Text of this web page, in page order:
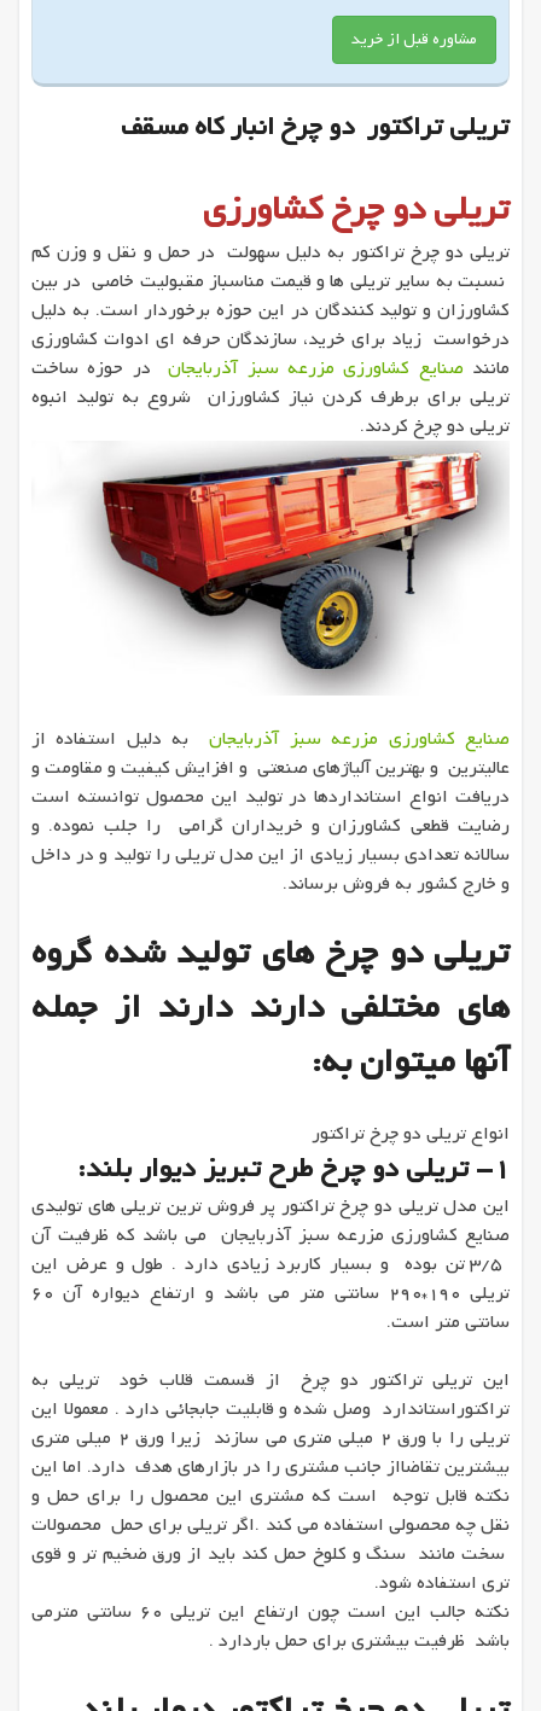
مشاوره قبل از خرید
تریلی تراکتور دو چرخ انبار کاه مسقف
تریلی دو چرخ کشاورزی
تریلی دو چرخ تراکتور به دلیل سهولت در حمل و نقل و وزن کم
نسبت به سایر تریلی ها و قیمت مناسباز مقبولیت خاصی در بین
کشاورزان و تولید کنندگان در این حوزه برخوردار است. به دلیل
درخواست زیاد برای خرید، سازندگان حرفه ای ادوات کشاورزی
مانند صنایع کشاورزی مزرعه سبز آذربایجان
در حوزه ساخت
تریلی برای برطرف کردن نیاز کشاورزان شروع به تولید انبوه
تریلی دو چرخ کردند.
صنایع کشاورزی مزرعه سبز آذربایجانبه دلیل استفاده از
عالیترین و بهترین آلیاژهای صنعتی و افزایش کیفیت و مقاومت و
دریافت انواع استانداردها در تولید این محصول توانسته است
رضایت قطعی کشاورزان و خریداران گرامی را جلب نموده. و
سالانه تعدادی بسیار زیادی از این مدل تریلی را تولید و در داخل
و خارج کشور به فروش برساند.
تریلی دو چرخ های تولید شده گروه
های مختلفی دارند دارند از جمله
آنها میتوان به:
انواع تریلی دو چرخ تراکتور
1- تریلی دو چرخ طرح تبریز دیوار بلند:
این مدل تریلی دو چرخ تراکتور پر فروش ترین تریلی های تولیدی
صنایع کشاورزی مزرعه سبز آذربایجان می باشد که ظرفیت آن
3/5 تن بوده و بسیار کاربرد زیادی دارد . طول و عرض این
تریلی 190*290 سانتی متر می باشد و ارتفاع دیواره آن 60
سانتی متر است.
این تریلی تراکتور دو چرخ از قسمت قلاب خود تریلی به
تراکتوراستاندارد وصل شده و قابلیت جابجائی دارد . معمولا این
تریلی را با ورق 2 میلی متری می سازند زیرا ورق 2 میلی متری
بیشترین تقاضااز جانب مشتری را در بازارهای هدف دارد. اما این
نکته قابل توجه است که مشتری این محصول را برای حمل و
نقل چه محصولی استفاده می کند .اگر تریلی برای حمل محصولات
سخت مانند سنگ و کلوخ حمل کند باید از ورق ضخیم تر و قوی
تری استفاده شود.
نکته جالب این است چون ارتفاع این تریلی 60 سانتی مترمی
باشد ظرفیت بیشتری برای حمل باردارد .